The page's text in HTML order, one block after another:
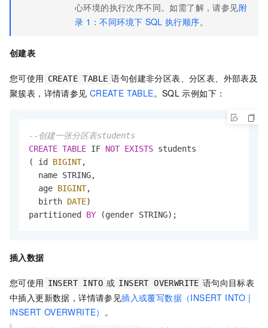
心环境的执行次序不同。如需了解，请参见附
录 1：不同环境下 SQL 执行顺序。
创建表
您可使用 CREATE TABLE 语句创建非分区表、分区表、外部表及
聚簇表，详情请参见 CREATE TABLE。SQL 示例如下：
--创建一张分区表students
CREATE TABLE IF NOT EXISTS students
( id BIGINT,
  name STRING,
  age
BIGINT,
  birth
DATE)
partitioned BY (gender STRING);
插入数据
您可使用 INSERT INTO 或 INSERT OVERWRITE 语句向目标表
中插入更新数据，详情请参见插入或覆写数据（INSERT INTO |
INSERT OVERWRITE） 。